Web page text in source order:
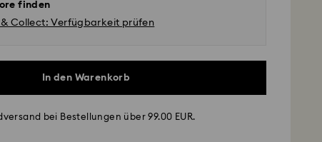
finden
Collect: Verfügbarkeit prüfen
In den Warenkorb
bei Bestellungen über 99.00 EUR.